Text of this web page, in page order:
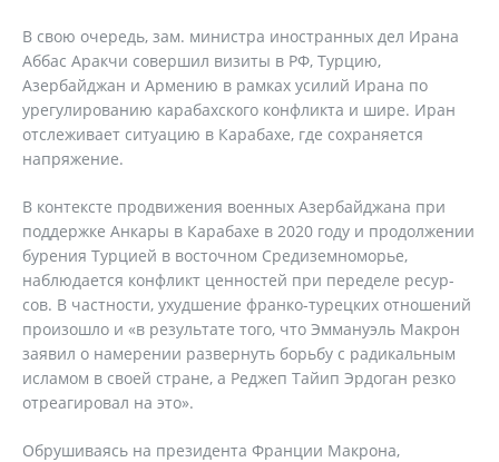
В свою очередь, зам. министра иностранных дел Ирана
Аббас Аракчи совершил визиты в РФ, Турцию,
Азербайджан и Армению в рамках усилий Ирана по
урегулированию карабахского конфликта и шире. Иран
отслеживает ситуацию в Карабахе, где сохраняется
напряжение.
В контексте продвижения военных Азербайджана при
поддержке Анкары в Карабахе в 2020 году и продолжении
бурения Турцией в восточном Средиземноморье,
наблюдается конфликт ценностей при переделе ресур-
сов. В частности, ухудшение франко-турецких отношений
произошло и «в результате того, что Эммануэль Макрон
заявил о намерении развернуть борьбу с радикальным
исламом в своей стране, а Реджеп Тайип Эрдоган резко
отреагировал на это».
Обрушиваясь на президента Франции Макрона,